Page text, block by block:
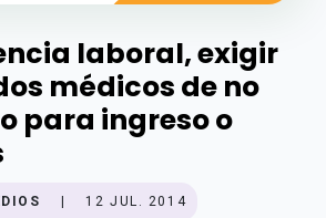
laboral, exigir
médicos de no
para ingreso o
12 JUL. 2014